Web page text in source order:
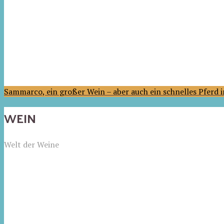
Sammarco, ein großer Wein – aber auch ein schnelles Pferd
WEIN
Welt der Weine